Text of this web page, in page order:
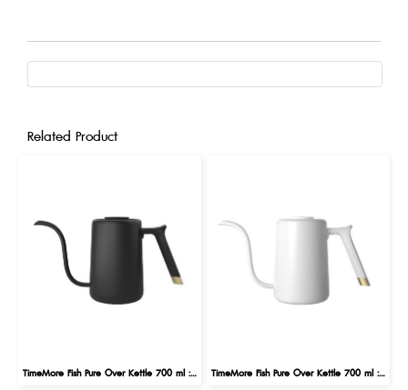
Related Product
TimeMore Fish Pure Over Kettle 700 ml : Black TimeMore Fish Pure Over Kettle 700 ml : White